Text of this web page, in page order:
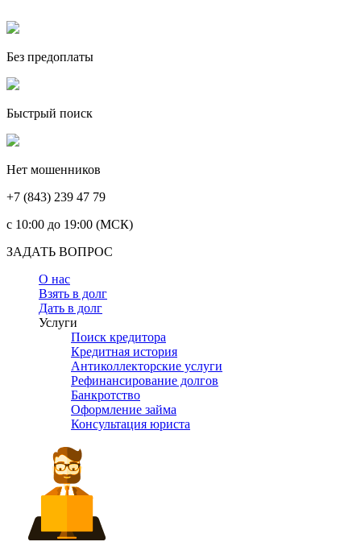
Без предоплаты
Быстрый поиск
Нет мошенников
+7 (843) 239 47 79
c 10:00 до 19:00 (МСК)
ЗАДАТЬ ВОПРОС
О нас
Взять в долг
Дать в долг
Услуги
Поиск кредитора
Кредитная история
Антиколлекторские услуги
Рефинансирование долгов
Банкротство
Оформление займа
Консультация юриста